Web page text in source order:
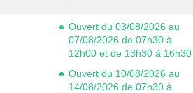
Ouvert du 03/08/2026 au
07/08/2026 de 07h30 à
12h00 et de 13h30 à 16h30
Ouvert du 10/08/2026 au
14/08/2026 de 07h30 à